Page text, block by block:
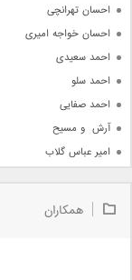
احسان تهرانچی
احسان خواجه امیری
احمد سعیدی
احمد سلو
احمد صفایی
آرش  و مسیح
امیر عباس گلاب
امیر علی
همکاران